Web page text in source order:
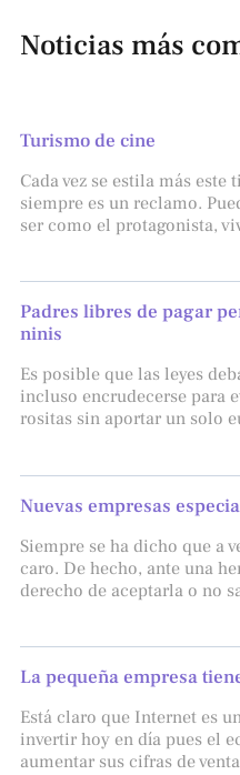
Noticias más
Turismo de cine
Cada vez se estila más
siempre es un reclamo.
ser como el protagonista,
Padres libres de pagar
ninis
Es posible que las leyes
incluso encrudecerse para
rositas sin aportar un solo
Nuevas empresas
Siempre se ha dicho que a
caro. De hecho, ante una
derecho de aceptarla o no
La pequeña empresa
Está claro que Internet es
invertir hoy en día pues el
aumentar sus cifras de